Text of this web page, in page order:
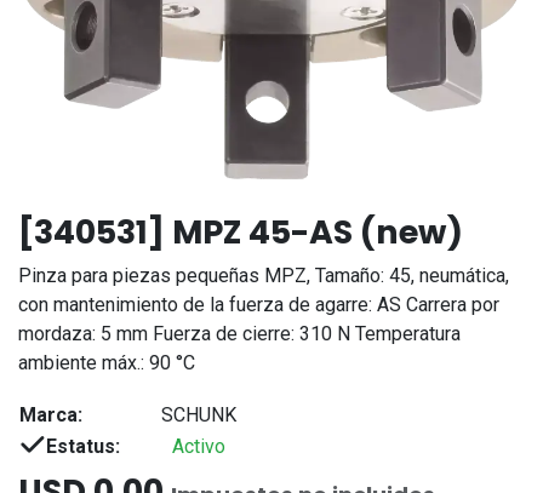
[340531] MPZ 45-AS (new)
Pinza para piezas pequeñas MPZ, Tamaño: 45, neumática,
con mantenimiento de la fuerza de agarre: AS Carrera por
mordaza: 5 mm Fuerza de cierre: 310 N Temperatura
ambiente máx.: 90 °C
Marca:
SCHUNK
Estatus:
Activo